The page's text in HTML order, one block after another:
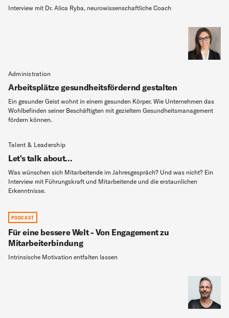
Administration
Arbeitsplätze gesundheitsfördernd gestalten
Ein gesunder Geist wohnt in einem gesunden Körper. Wie Unternehmen das
Wohlbefinden seiner Beschäftigten mit gezieltem Gesundheitsmanagement
fördern können.
Talent & Leadership
Let's talk about...
Was wünschen sich Mitarbeitende im Jahresgespräch? Und was nicht? Ein
Interview mit Führungskraft und Mitarbeitende und die erstaunlichen
Erkenntnisse.
PODCAST
Für eine bessere Welt - Von Engagement zu
Mitarbeiterbindung
Intrinsische Motivation entfalten lassen
Interview mit Dr. Alica Ryba, neurowissenschaftliche Coach